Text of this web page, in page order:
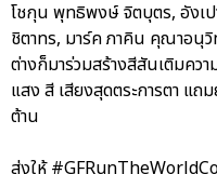
โชกุน พุทธิพงษ์ จิตบุตร, อังเ
ชิตาทร, มาร์ค ภาคิน คุณาอนุ
ต่างก็มาร่วมสร้างสีสันเติมคว
แสง สี เสียงสุดตระการตา แ
ต้าน
ส่งให้